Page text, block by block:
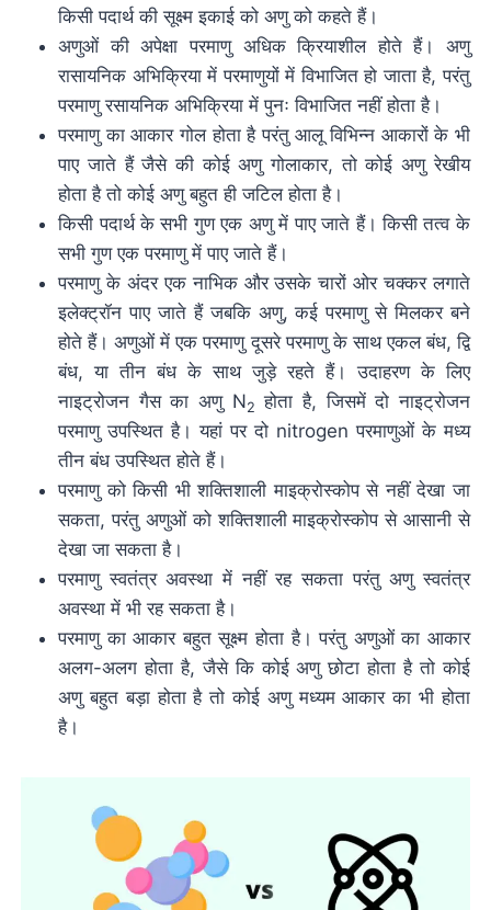
किसी पदार्थ की सूक्ष्म इकाई को अणु को कहते हैं।
अणुओं की अपेक्षा परमाणु अधिक क्रियाशील होते हैं। अणु
रासायनिक अभिक्रिया में परमाणुयों में विभाजित हो जाता है, परंतु
परमाणु रसायनिक अभिक्रिया में पुनः विभाजित नहीं होता है।
परमाणु का आकार गोल होता है परंतु आलू विभिन्न आकारों के भी
पाए जाते हैं जैसे की कोई अणु गोलाकार, तो कोई अणु रेखीय
होता है तो कोई अणु बहुत ही जटिल होता है।
किसी पदार्थ के सभी गुण एक अणु में पाए जाते हैं। किसी तत्व के
सभी गुण एक परमाणु में पाए जाते हैं।
परमाणु के अंदर एक नाभिक और उसके चारों ओर चक्कर लगाते
इलेक्ट्रॉन पाए जाते हैं जबकि अणु, कई परमाणु से मिलकर बने
होते हैं। अणुओं में एक परमाणु दूसरे परमाणु के साथ एकल बंध, द्वि
बंध, या तीन बंध के साथ जुड़े रहते हैं। उदाहरण के लिए
नाइट्रोजन गैस का अणु N2 होता है, जिसमें दो नाइट्रोजन
परमाणु उपस्थित है। यहां पर दो nitrogen परमाणुओं के मध्य
तीन बंध उपस्थित होते हैं।
परमाणु को किसी भी शक्तिशाली माइक्रोस्कोप से नहीं देखा जा
सकता, परंतु अणुओं को शक्तिशाली माइक्रोस्कोप से आसानी से
देखा जा सकता है।
परमाणु स्वतंत्र अवस्था में नहीं रह सकता परंतु अणु स्वतंत्र
अवस्था में भी रह सकता है।
परमाणु का आकार बहुत सूक्ष्म होता है। परंतु अणुओं का आकार
अलग-अलग होता है, जैसे कि कोई अणु छोटा होता है तो कोई
अणु बहुत बड़ा होता है तो कोई अणु मध्यम आकार का भी होता
है।